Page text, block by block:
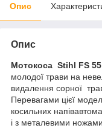
Опис
Опис
Мотокоса Stihl FS 55
молодої трави на
видалення сорної
Перевагами цієї
косильних
і з металевими ножами.